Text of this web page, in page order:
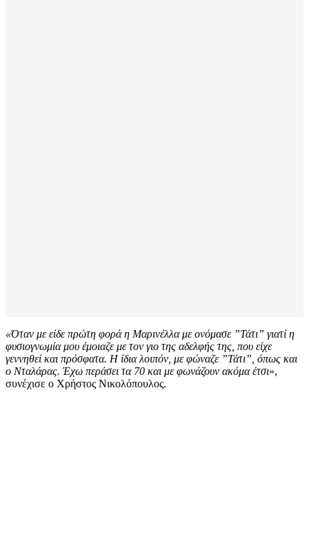
«Όταν με είδε πρώτη φορά η Μαρινέλλα με ονόμασε ”Τάτι” γιατί η
φυσιογνωμία μου έμοιαζε με τον γιο της αδελφής της, που είχε
γεννηθεί και πρόσφατα. Η ίδια λοιπόν, με φώναζε ”Τάτι”, όπως και
ο Νταλάρας. Έχω περάσει τα 70 και με φωνάζουν ακόμα έτσι»,
συνέχισε ο Χρήστος Νικολόπουλος.